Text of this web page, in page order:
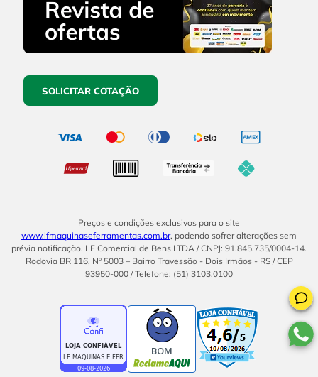
SOLICITAR COTAÇÃO
Preços e condições exclusivos para o site
www.lfmaquinaseferramentas.com.br, podendo sofrer alterações sem
prévia notificação. LF Comercial de Bens LTDA / CNPJ: 91.845.735/0004-14.
Rodovia BR 116, Nº 5003 – Bairro Travessão - Dois Irmãos - RS / CEP
93950-000 / Telefone: (51) 3103.0100
BOM